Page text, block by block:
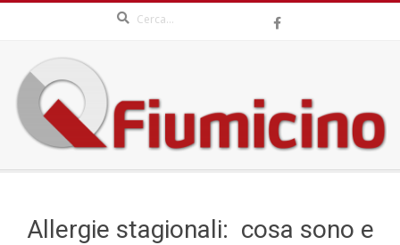
content
QFIUMICINO.COM
MenuAllergie stagionali: cosa sono e